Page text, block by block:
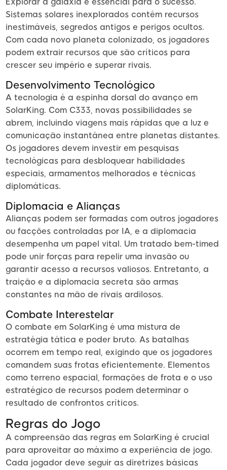
Sistemas solares inexplorados contêm recursos
inestimáveis, segredos antigos e perigos ocultos.
Com cada novo planeta colonizado, os jogadores
podem extrair recursos que são críticos para
crescer seu império e superar rivais.
Desenvolvimento Tecnológico
A tecnologia é a espinha dorsal do avanço em
SolarKing. Com C333, novas possibilidades se
abrem, incluindo viagens mais rápidas que a luz e
comunicação instantânea entre planetas distantes.
Os jogadores devem investir em pesquisas
tecnológicas para desbloquear habilidades
especiais, armamentos melhorados e técnicas
diplomáticas.
Diplomacia e Alianças
Alianças podem ser formadas com outros jogadores
ou facções controladas por IA, e a diplomacia
desempenha um papel vital. Um tratado bem-timed
pode unir forças para repelir uma invasão ou
garantir acesso a recursos valiosos. Entretanto, a
traição e a diplomacia secreta são armas
constantes na mão de rivais ardilosos.
Combate Interestelar
O combate em SolarKing é uma mistura de
estratégia tática e poder bruto. As batalhas
ocorrem em tempo real, exigindo que os jogadores
comandem suas frotas eficientemente. Elementos
como terreno espacial, formações de frota e o uso
estratégico de recursos podem determinar o
resultado de confrontos críticos.
Regras do Jogo
A compreensão das regras em SolarKing é crucial
para aproveitar ao máximo a experiência de jogo.
Cada jogador deve seguir as diretrizes básicas